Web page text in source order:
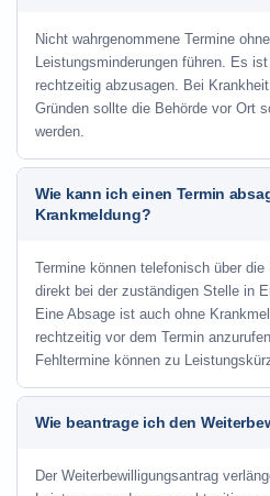
Nicht wahrgenommene Termine
Leistungsminderungen führen. Es
rechtzeitig abzusagen. Bei
Gründen sollte die Behörde vor Ort
werden.
Wie kann ich einen Termin
Krankmeldung?
Termine können telefonisch über die
direkt bei der zuständigen Stelle in
Eine Absage ist auch ohne
rechtzeitig vor dem Termin
Fehltermine können zu
Wie beantrage ich den
Der Weiterbewilligungsantrag